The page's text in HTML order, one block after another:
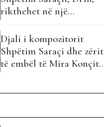
rikthehet në një
Djali i kompozitorit
Shpëtim Saraçi dhe zërit
të embël të Mira Konçit